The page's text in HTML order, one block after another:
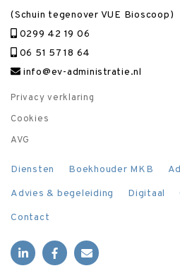
(Schuin tegenover VUE Bioscoop)
0299 42 19 06
06 51 57 18 64
info@ev-administratie.nl
Privacy verklaring
Cookies
AVG
Diensten Boekhouder MKB
Advies & begeleiding
Digitaal
Contact